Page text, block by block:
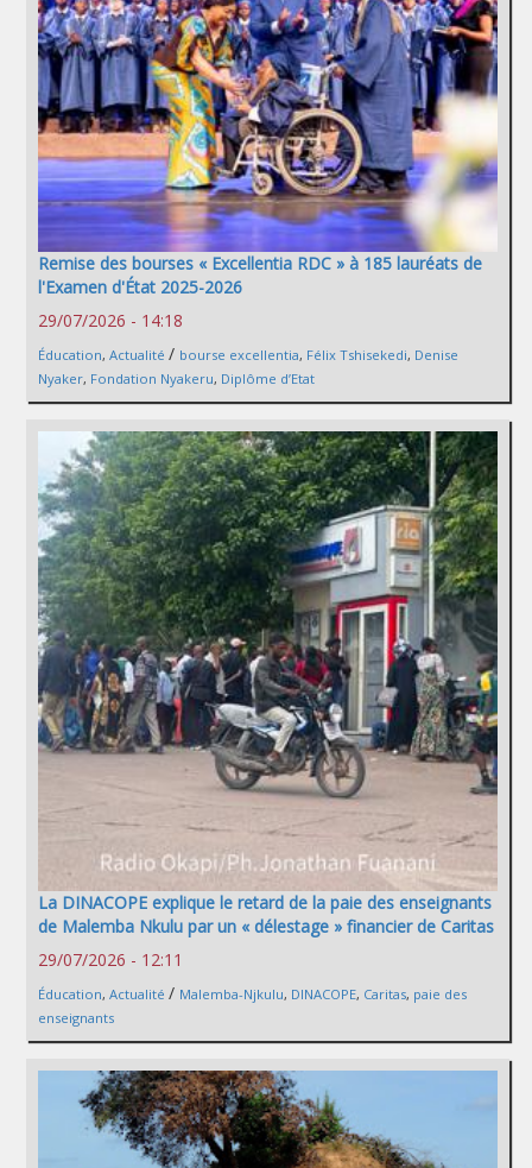
Remise des bourses « Excellentia RDC » à 185 lauréats de
l'Examen d'État 2025-2026
29/07/2026 - 14:18
Éducation, Actualité / bourse excellentia, Félix Tshisekedi, Denise
Nyaker, Fondation Nyakeru, Diplôme d’Etat
La DINACOPE explique le retard de la paie des enseignants
de Malemba Nkulu par un « délestage » financier de Caritas
29/07/2026 - 12:11
Éducation, Actualité / Malemba-Njkulu, DINACOPE, Caritas, paie des
enseignants